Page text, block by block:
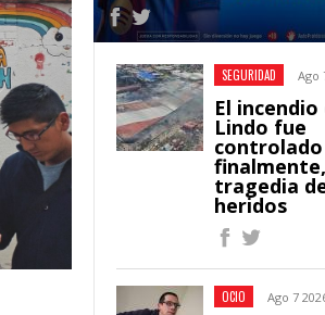
SEGURIDAD Ago
El
Lindo fue
controlado
tragedia
heridos
OCIO Ago 7